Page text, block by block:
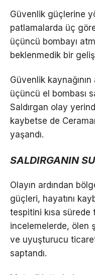
Güvenlik güçlerine
patlamalarda üç
üçüncü bombayı
beklenmedik bir
Güvenlik
üçüncü el bombası
Saldırgan olay
kaybetse de
yaşandı.
SALDIRGANIN
Olayın ardından
güçleri, hayatını
tespitini kısa sürede
incelemelerde, ölen
ve uyuşturucu
saptandı.